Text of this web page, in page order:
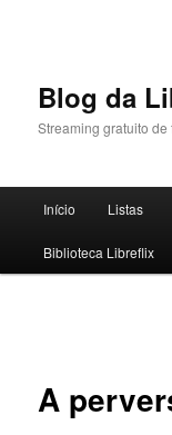
principalBlog da
Streaming gratuito
principal
Início Listas
Biblioteca Libreflix
A